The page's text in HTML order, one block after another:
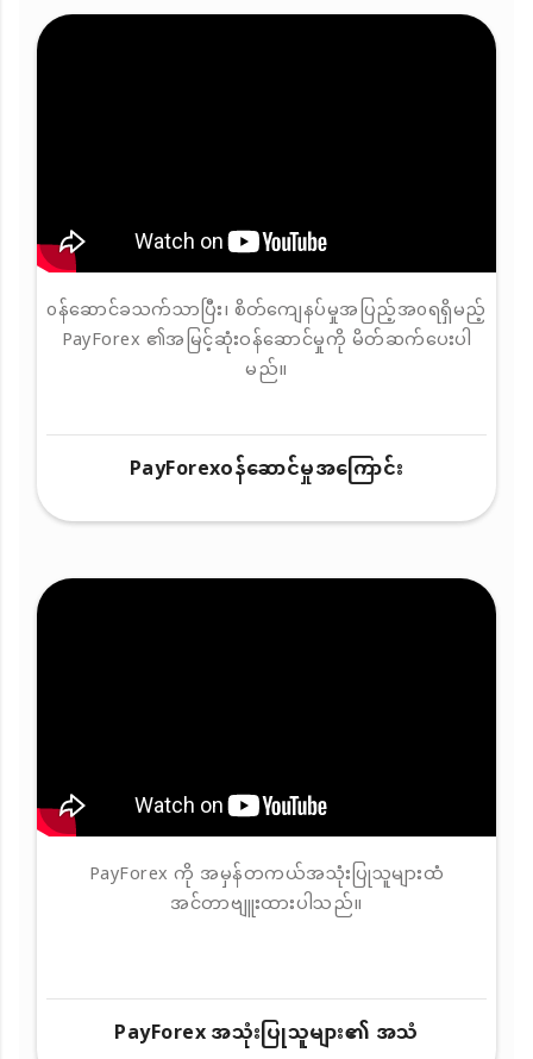
၀န်ဆောင်ခသက်သာပြီး၊ စိတ်ကျေနပ်မှုအပြည့်အ၀ရရှိမည့်
PayForex ၏အမြင့်ဆုံးဝန်ဆောင်မှုကို မိတ်ဆက်ပေးပါ
မည်။
PayForex၀န်ဆောင်မှုအကြောင်း
PayForex ကို အမှန်တကယ်အသုံးပြုသူများထံ
အင်တာဗျူးထားပါသည်။
PayForex အသုံးပြုသူများ၏ အသံ